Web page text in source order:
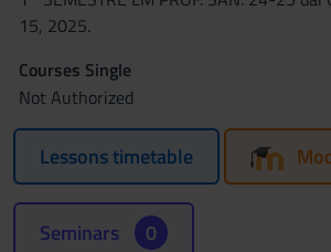
15, 2025.
Courses Single
Not Authorized
Lessons timetable
Seminars 0